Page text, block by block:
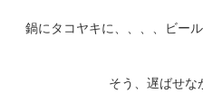
鍋にタコヤキに、、、、ビー
そう、遅ばせな